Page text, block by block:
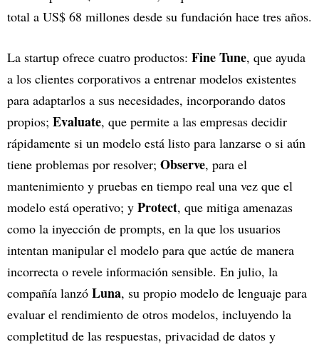
total a US$ 68 millones desde su fundación hace tres años.
La startup ofrece cuatro productos: Fine Tune, que ayuda
a los clientes corporativos a entrenar modelos existentes
para adaptarlos a sus necesidades, incorporando datos
propios; Evaluate, que permite a las empresas decidir
rápidamente si un modelo está listo para lanzarse o si aún
tiene problemas por resolver; Observe, para el
mantenimiento y pruebas en tiempo real una vez que el
modelo está operativo; y Protect, que mitiga amenazas
como la inyección de prompts, en la que los usuarios
intentan manipular el modelo para que actúe de manera
incorrecta o revele información sensible. En julio, la
compañía lanzó Luna, su propio modelo de lenguaje para
evaluar el rendimiento de otros modelos, incluyendo la
completitud de las respuestas, privacidad de datos y